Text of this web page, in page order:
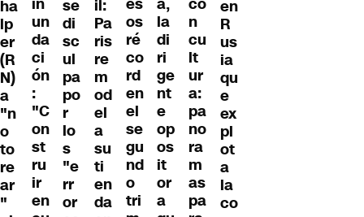
ha
lp
er
(R
N)
a
"n
o
to
re
ar
"
un
da
ci
ón
:
"C
on
st
ru
ir
en
se
di
sc
ul
pa
po
r
lo
s
"e
rr
or
il:
Pa
ris
re
m
od
el
a
su
ti
en
da
os
ré
co
rd
en
el
se
gu
nd
o
tri
la
di
ri
ge
nt
e
op
os
it
or
a
co
n
cu
lt
ur
a:
pa
no
ra
m
as
pa
en
R
us
ia
qu
e
ex
pl
ot
a
la
co